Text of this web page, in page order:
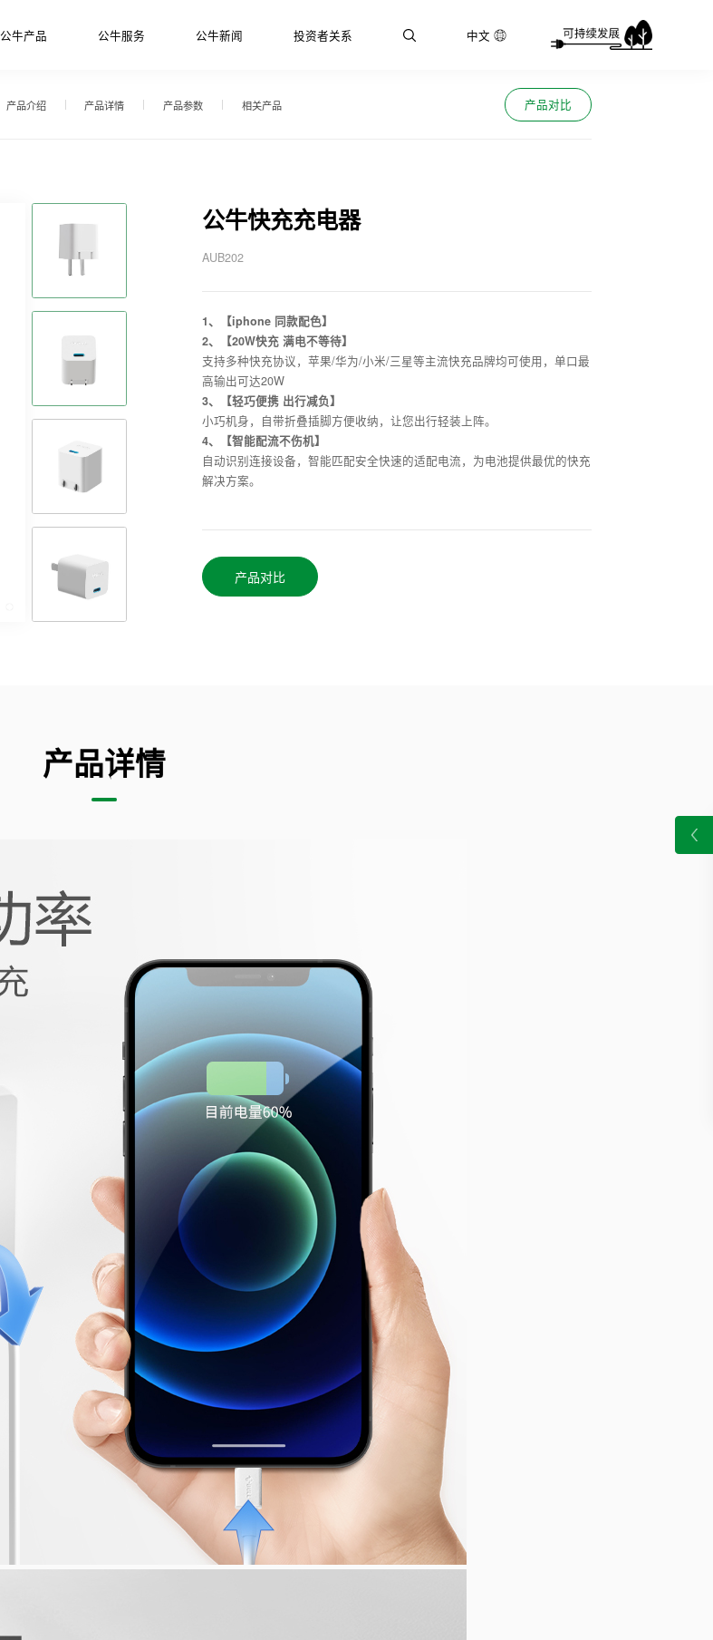
公牛产品 公牛服务 公牛新闻 投资者关系 中文
产品介绍 产品详情 产品参数 相关产品 产品对比
公牛快充充电器
AUB202
1、【iphone 同款配色】
2、【20W快充 满电不等待】
支持多种快充协议，苹果/华为/小米/三星等主流快充品牌均可使用，单口最
高输出可达20W
3、【轻巧便携 出行减负】
小巧机身，自带折叠插脚方便收纳，让您出行轻装上阵。
4、【智能配流不伤机】
自动识别连接设备，智能匹配安全快速的适配电流，为电池提供最优的快充
解决方案。
产品对比
产品详情